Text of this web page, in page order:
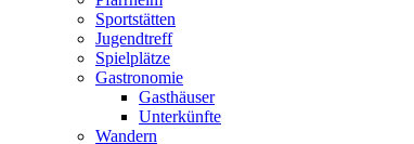
Sportstätten
Jugendtreff
Spielplätze
Gastronomie
Gasthäuser
Unterkünfte
Wandern